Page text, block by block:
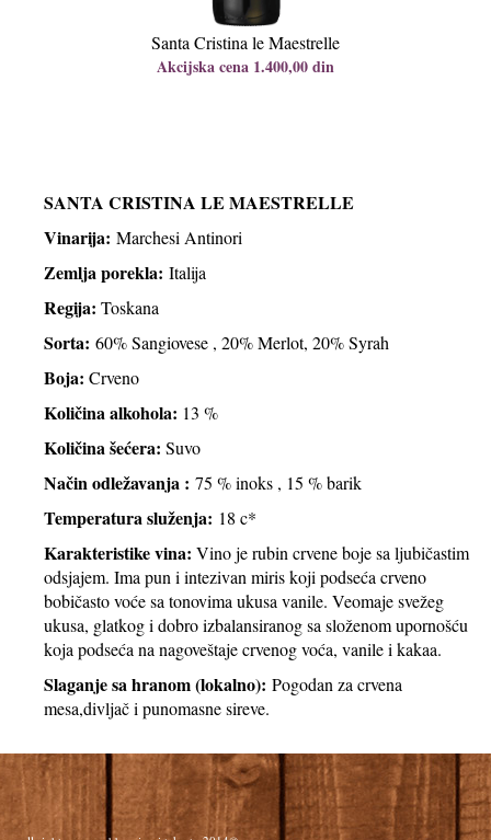
Santa Cristina le Maestrelle
Akcijska cena 1.400,00 din
SANTA CRISTINA LE MAESTRELLE
Vinarija: Marchesi Antinori
Zemlja porekla: Italija
Regija: Toskana
Sorta: 60% Sangiovese , 20% Merlot, 20% Syrah
Boja: Crveno
Količina alkohola: 13 %
Količina šećera: Suvo
Način odležavanja : 75 % inoks , 15 % barik
Temperatura služenja: 18 c*
Karakteristike vina: Vino je rubin crvene boje sa ljubičastim
odsjajem. Ima pun i intezivan miris koji podseća crveno
bobičasto voće sa tonovima ukusa vanile. Veomaje svežeg
ukusa, glatkog i dobro izbalansiranog sa složenom upornošću
koja podseća na nagoveštaje crvenog voća, vanile i kakaa.
Slaganje sa hranom (lokalno): Pogodan za crvena
mesa,divljač i punomasne sireve.